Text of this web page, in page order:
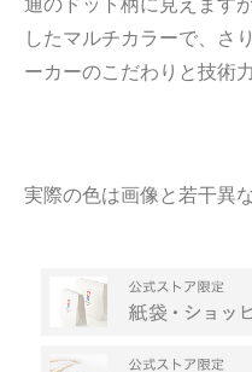
したマルチカラーで、さ
ーカーのこだわりと技術
実際の色は画像と若干異